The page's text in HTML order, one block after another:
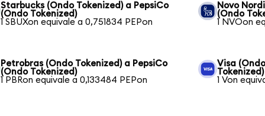
Starbucks (Ondo Tokenized) a PepsiCo
(Ondo Tokenized)
1 SBUXon equivale a 0,751834 PEPon
Novo
(Ondo
1 NVOon
Petrobras (Ondo Tokenized) a PepsiCo
(Ondo Tokenized)
1 PBRon equivale a 0,133484 PEPon
Visa
Tokenized)
1 Von